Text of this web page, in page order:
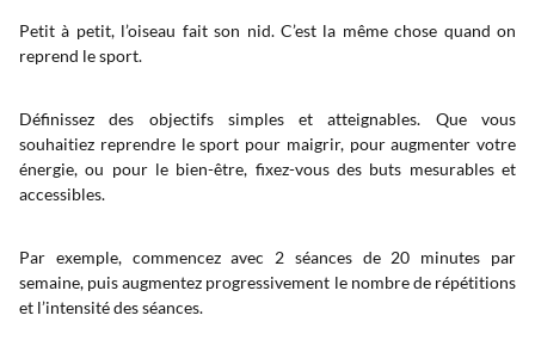
Petit à petit, l’oiseau fait son nid. C’est la même chose quand on
reprend le sport.
Définissez des objectifs simples et atteignables. Que vous
souhaitiez reprendre le sport pour maigrir, pour augmenter votre
énergie, ou pour le bien-être, fixez-vous des buts mesurables et
accessibles.
Par exemple, commencez avec 2 séances de 20 minutes par
semaine, puis augmentez progressivement le nombre de répétitions
et l’intensité des séances.